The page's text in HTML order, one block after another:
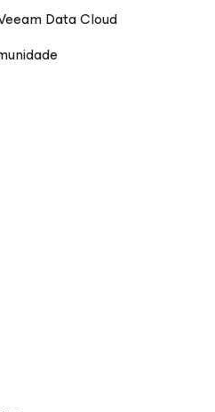
Data Cloud